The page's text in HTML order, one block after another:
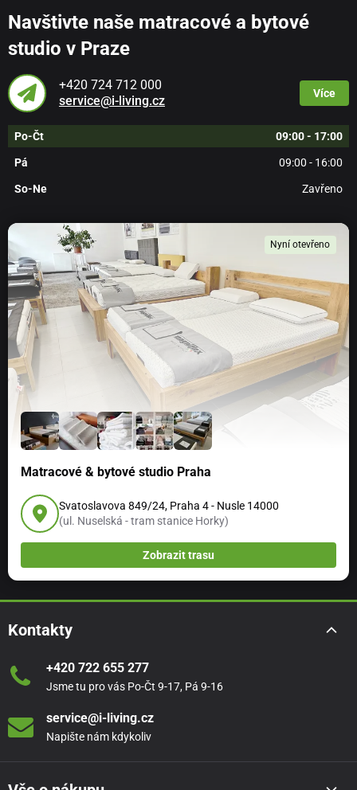
Navštivte naše matracové a bytové
studio v Praze
+420 724 712 000
service@i-living.cz
Více
Po-Čt 09:00 - 17:00
Pá 09:00 - 16:00
So-Ne Zavřeno
Nyní otevřeno
Matracové & bytové studio Praha
Svatoslavova 849/24, Praha 4 - Nusle 14000
(ul. Nuselská - tram stanice Horky)
Zobrazit trasu
Kontakty
+420 722 655 277
Jsme tu pro vás Po-Čt 9-17, Pá 9-16
service@i-living.cz
Napište nám kdykoliv